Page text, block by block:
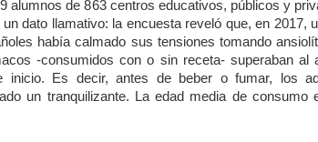
alumnos de 863 centros educativos, públicos y
dato llamativo: la encuesta reveló que, en 2017,
había calmado sus tensiones tomando
-consumidos con o sin receta- superaban al
inicio. Es decir, antes de beber o fumar, los
un tranquilizante. La edad media de consumo